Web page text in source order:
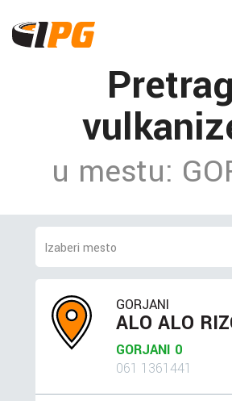
u mestu:
GORJANI
ALO ALO
GORJANI 0
061 1361441